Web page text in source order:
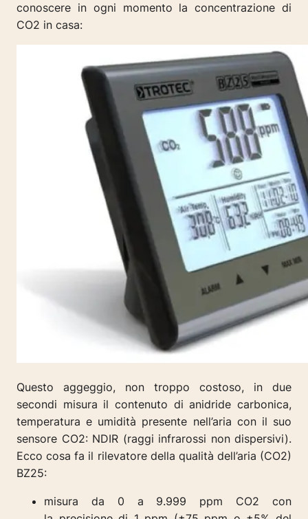
conoscere in ogni momento la concentrazione di
CO2 in casa:
Questo aggeggio, non troppo costoso, in due
secondi misura il contenuto di anidride carbonica,
temperatura e umidità presente nell’aria con il suo
sensore CO2: NDIR (raggi infrarossi non dispersivi).
Ecco cosa fa il rilevatore della qualità dell’aria (CO2)
BZ25:
misura da 0 a 9.999 ppm CO2 con